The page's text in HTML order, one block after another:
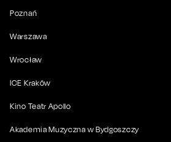
Poznań
Warszawa
Wrocław
ICE Kraków
Kino Teatr Apollo
Akademia Muzyczna w Bydgoszczy